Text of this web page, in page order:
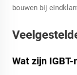
bouwen bij
Wat zijn